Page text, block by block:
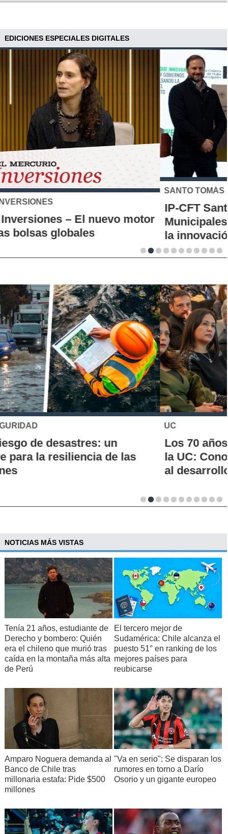
EDICIONES ESPECIALES DIGITALES
SANTO TOMÁS
IP-CFT Santo Tomás y Red de Hubs
Municipales firman alianza para impulsar
la innovación en los territorios
UC
Los 70 años de la Carrera de Química de
la UC: Conoce su historia, hitos y aporte
al desarrollo científico del país
NOTICIAS MÁS VISTAS
Tenía 21 años, estudiante de
Derecho y bombero: Quién
era el chileno que murió tras
caída en la montaña más alta
de Perú
El tercero mejor de
Sudamérica: Chile alcanza el
puesto 51° en ranking de los
mejores países para
reubicarse
Amparo Noguera demanda al
Banco de Chile tras
millonaria estafa: Pide $500
millones
"Va en serio": Se disparan los
rumores en torno a Darío
Osorio y un gigante europeo